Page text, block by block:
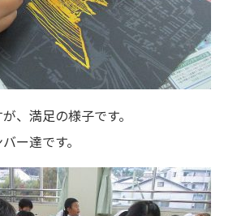
、満足の様子です。
ー達です。